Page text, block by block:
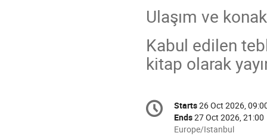
Ulaşım ve
Kabul edilen
kitap olarak
Conference
information
Date/Time
Starts26 Oct 2026,
Ends27 Oct 2026, 21:00
All
Europe/Istanbul